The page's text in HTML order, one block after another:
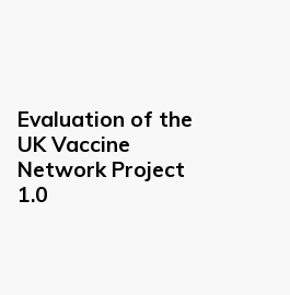
Evaluation of the
UK Vaccine
Network Project
1.0